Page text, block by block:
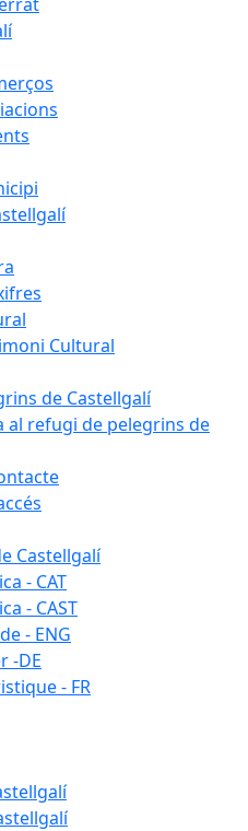
Cultural
de Castellgalí
al refugi de pelegrins de
Castellgalí
- CAT
- CAST
- ENG
-DE
- FR